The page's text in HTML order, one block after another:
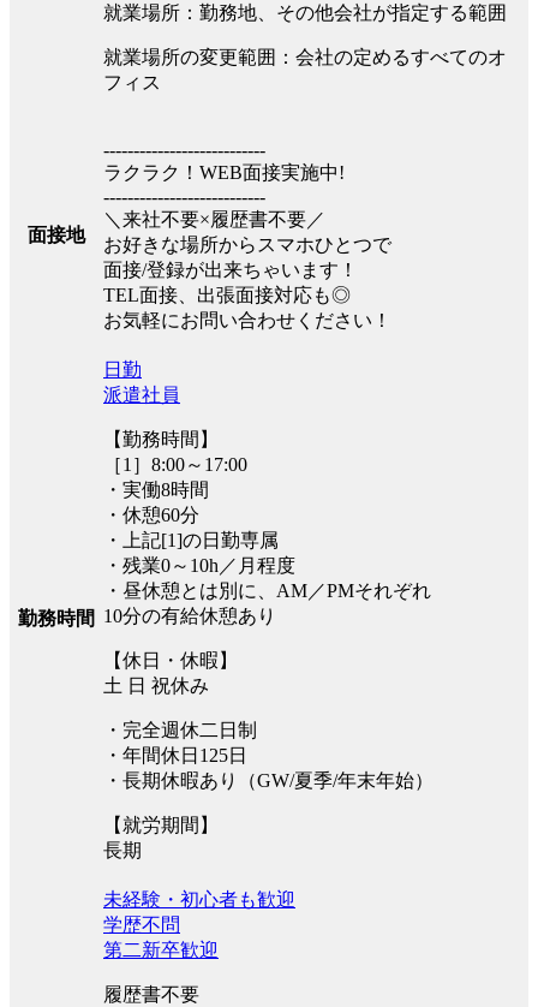
就業場所：勤務地、その他会社が指定する範囲
就業場所の変更範囲：会社の定めるすべてのオ
フィス
面接地
---------------------------
ラクラク！WEB面接実施中!
---------------------------
＼来社不要×履歴書不要／
お好きな場所からスマホひとつで
面接/登録が出来ちゃいます！
TEL面接、出張面接対応も◎
お気軽にお問い合わせください！
勤務時間
日勤
派遣社員
【勤務時間】
［1］8:00～17:00
・実働8時間
・休憩60分
・上記[1]の日勤専属
・残業0～10h／月程度
・昼休憩とは別に、AM／PMそれぞれ
10分の有給休憩あり
【休日・休暇】
土 日 祝休み
・完全週休二日制
・年間休日125日
・長期休暇あり（GW/夏季/年末年始）
【就労期間】
長期
未経験・初心者も歓迎
学歴不問
第二新卒歓迎
履歴書不要